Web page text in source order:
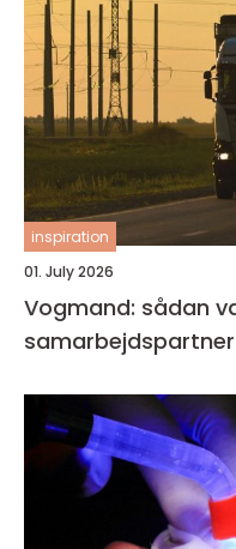
inspiration
01. July 2026
Vogmand: sådan